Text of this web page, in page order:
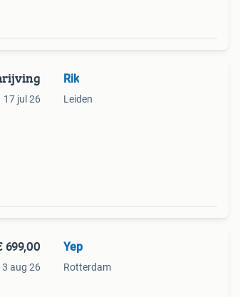
17 jul 26
Rik
Leiden
699,00
3 aug 26
Yep
Rotterdam